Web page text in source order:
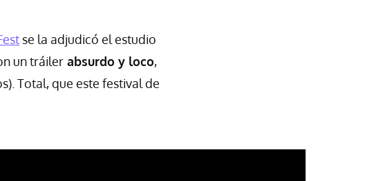
se la adjudicó el estudio
un tráiler absurdo y loco,
Total, que este festival de